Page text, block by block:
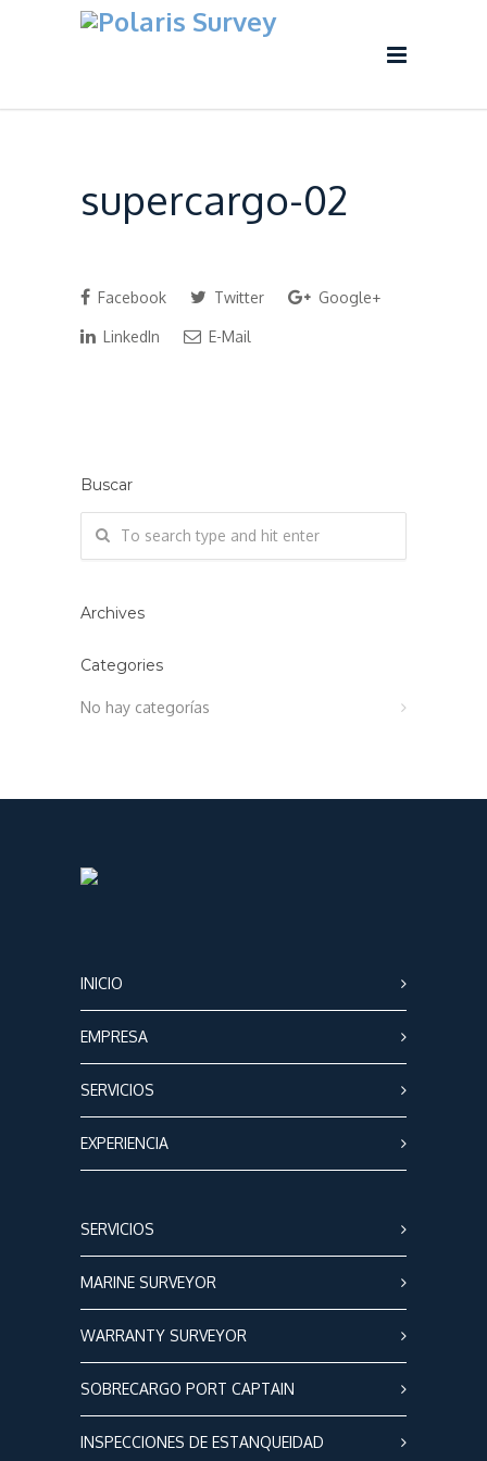
supercargo-02
Facebook Twitter Google+
LinkedIn E-Mail
Buscar
Archives
Categories
No hay categorías
INICIO
EMPRESA
SERVICIOS
EXPERIENCIA
SERVICIOS
MARINE SURVEYOR
WARRANTY SURVEYOR
SOBRECARGO PORT CAPTAIN
INSPECCIONES DE ESTANQUEIDAD